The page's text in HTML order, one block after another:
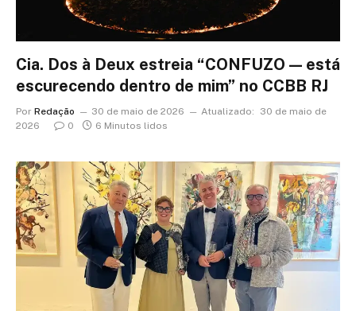
Cia. Dos à Deux estreia “CONFUZO — está
escurecendo dentro de mim” no CCBB RJ
Por Redação 30 de maio de 2026 Atualizado:
30 de maio de
2026
0 6 Minutos lidos